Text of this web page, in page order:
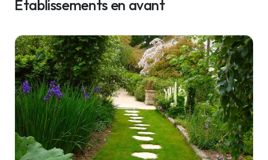
Établissements en avant